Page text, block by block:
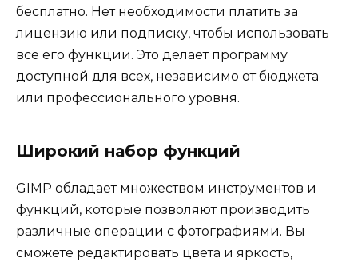
бесплатно. Нет необходимости платить за
лицензию или подписку, чтобы использовать
все его функции. Это делает программу
доступной для всех, независимо от бюджета
или профессионального уровня.
Широкий набор функций
GIMP обладает множеством инструментов и
функций, которые позволяют производить
различные операции с фотографиями. Вы
сможете редактировать цвета и яркость,